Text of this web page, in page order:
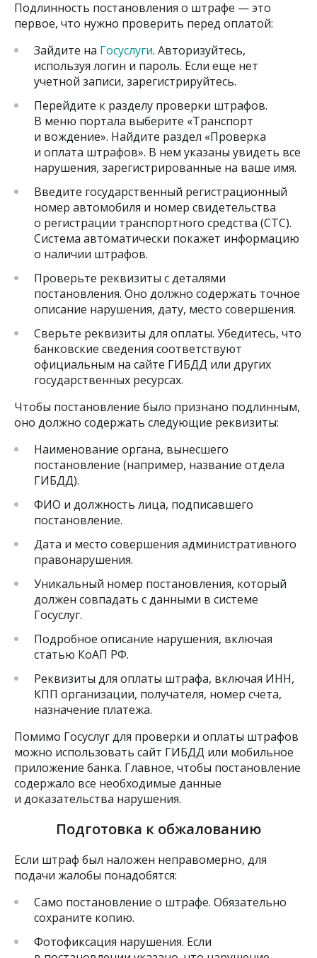
Подлинность постановления о штрафе — это
первое, что нужно проверить перед оплатой:
Зайдите на Госуслуги. Авторизуйтесь,
используя логин и пароль. Если еще нет
учетной записи, зарегистрируйтесь.
Перейдите к разделу проверки штрафов.
В меню портала выберите «Транспорт
и вождение». Найдите раздел «Проверка
и оплата штрафов». В нем указаны увидеть все
нарушения, зарегистрированные на ваше имя.
Введите государственный регистрационный
номер автомобиля и номер свидетельства
о регистрации транспортного средства (СТС).
Система автоматически покажет информацию
о наличии штрафов.
Проверьте реквизиты с деталями
постановления. Оно должно содержать точное
описание нарушения, дату, место совершения.
Сверьте реквизиты для оплаты. Убедитесь, что
банковские сведения соответствуют
официальным на сайте ГИБДД или других
государственных ресурсах.
Чтобы постановление было признано подлинным,
оно должно содержать следующие реквизиты:
Наименование органа, вынесшего
постановление (например, название отдела
ГИБДД).
ФИО и должность лица, подписавшего
постановление.
Дата и место совершения административного
правонарушения.
Уникальный номер постановления, который
должен совпадать с данными в системе
Госуслуг.
Подробное описание нарушения, включая
статью КоАП РФ.
Реквизиты для оплаты штрафа, включая ИНН,
КПП организации, получателя, номер счета,
назначение платежа.
Помимо Госуслуг для проверки и оплаты штрафов
можно использовать сайт ГИБДД или мобильное
приложение банка. Главное, чтобы постановление
содержало все необходимые данные
и доказательства нарушения.
Подготовка к обжалованию
Если штраф был наложен неправомерно, для
подачи жалобы понадобятся:
Само постановление о штрафе. Обязательно
сохраните копию.
Фотофиксация нарушения. Если